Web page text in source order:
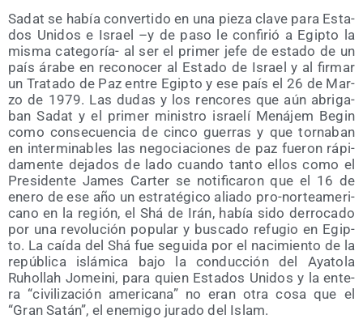
Sadat se había con­ver­ti­do en una pie­za cla­ve para Esta­
dos Uni­dos e Israel –y de paso le con­fi­rió a Egip­to la
mis­ma cate­go­ría- al ser el pri­mer jefe de esta­do de un
país ára­be en reco­no­cer al Esta­do de Israel y al fir­mar
un Tra­ta­do de Paz entre Egip­to y ese país el 26 de Mar­
zo de 1979. Las dudas y los ren­co­res que aún abri­ga­
ban Sadat y el pri­mer minis­tro israe­lí Mená­jem Begin
como con­se­cuen­cia de cin­co gue­rras y que tor­na­ban
en inter­mi­na­bles las nego­cia­cio­nes de paz fue­ron rápi­
da­men­te deja­dos de lado cuan­do tan­to ellos como el
Pre­si­den­te James Car­ter se noti­fi­ca­ron que el 16 de
enero de ese año un estra­té­gi­co alia­do pro-nor­te­ame­ri­
cano en la región, el Shá de Irán, había sido derro­ca­do
por una revo­lu­ción popu­lar y bus­ca­do refu­gio en Egip­
to. La caí­da del Shá fue segui­da por el naci­mien­to de la
repú­bli­ca islá­mi­ca bajo la con­duc­ción del Aya­to­la
Ruho­llah Jomei­ni, para quien Esta­dos Uni­dos y la ente­
ra “civi­li­za­ción ame­ri­ca­na” no eran otra cosa que el
“Gran Satán”, el enemi­go jura­do del Islam.